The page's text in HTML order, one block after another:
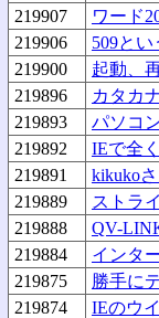
219907
ワード
219906
509と
219900
起動、
219896
カタカ
219893
パソコ
219892
IEで全
219891
kikuko
219889
ストラ
219888
QV-
219884
インタ
219875
勝手に
219874
IEのウ